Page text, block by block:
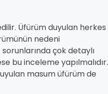
Üfürüm duyulan herkes
nedeni
çok detaylı
bu inceleme yapılmalıdır.
masum üfürüm de